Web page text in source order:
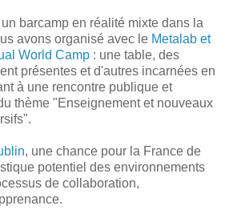
barcamp en réalité mixte dans la
avons organisé avec le Metalab et
World Camp : une table, des
présentes et d'autres incarnées en
à une rencontre publique et
thème "Enseignement et nouveaux
, une chance pour la France de
potentiel des environnements
de collaboration,